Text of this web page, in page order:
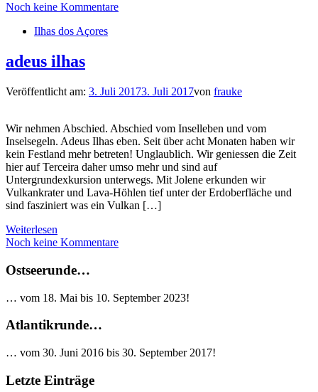
Noch keine Kommentare
Ilhas dos Açores
adeus ilhas
Veröffentlicht am: 3. Juli 20173. Juli 2017von frauke
Wir nehmen Abschied. Abschied vom Inselleben und vom
Inselsegeln. Adeus Ilhas eben. Seit über acht Monaten haben wir
kein Festland mehr betreten! Unglaublich. Wir geniessen die Zeit
hier auf Terceira daher umso mehr und sind auf
Untergrundexkursion unterwegs. Mit Jolene erkunden wir
Vulkankrater und Lava-Höhlen tief unter der Erdoberfläche und
sind fasziniert was ein Vulkan […]
Weiterlesen
Noch keine Kommentare
Ostseerunde…
… vom 18. Mai bis 10. September 2023!
Atlantikrunde…
… vom 30. Juni 2016 bis 30. September 2017!
Letzte Einträge